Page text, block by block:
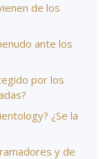
de los
ante los
por los
¿Se la
y de